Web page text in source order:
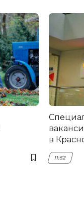
в
11:52